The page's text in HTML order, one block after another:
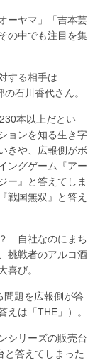
ーヤマ」「吉本芸
の中でも注目を集
する相手は
石川香代さん。
本以上だとい
ョンを知る生き字
きや、広報側がボ
ングゲーム『アー
ー』と答えてしま
戦国無双』と答え
自社なのにまち
挑戦者のアルコ酒
喜び。
問題を広報側が答
えは「THE」）。
シリーズの販売台
答えてしまった